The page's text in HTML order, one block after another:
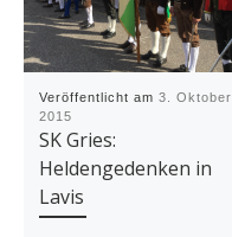
Veröffentlicht am 3. Oktober
2015
SK Gries:
Heldengedenken in
Lavis